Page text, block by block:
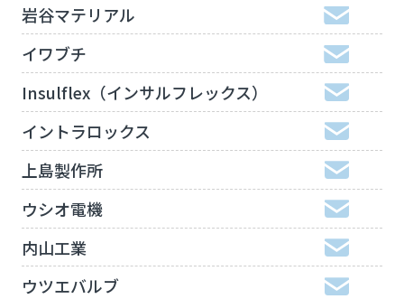
岩谷マテリアル
イワブチ
Insulflex（インサルフレックス）
イントラロックス
上島製作所
ウシオ電機
内山工業
ウツエバルブ